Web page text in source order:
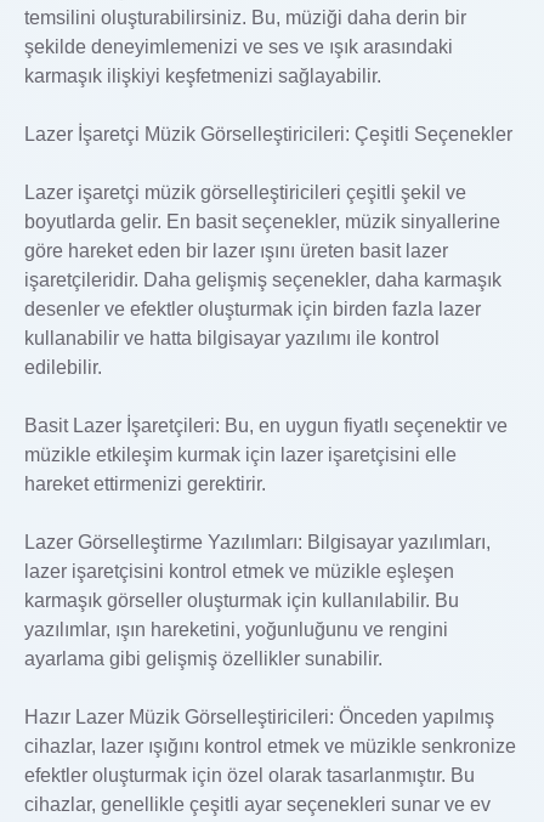
temsilini oluşturabilirsiniz. Bu, müziği daha derin bir
şekilde deneyimlemenizi ve ses ve ışık arasındaki
karmaşık ilişkiyi keşfetmenizi sağlayabilir.
Lazer İşaretçi Müzik Görselleştiricileri: Çeşitli Seçenekler
Lazer işaretçi müzik görselleştiricileri çeşitli şekil ve
boyutlarda gelir. En basit seçenekler, müzik sinyallerine
göre hareket eden bir lazer ışını üreten basit lazer
işaretçileridir. Daha gelişmiş seçenekler, daha karmaşık
desenler ve efektler oluşturmak için birden fazla lazer
kullanabilir ve hatta bilgisayar yazılımı ile kontrol
edilebilir.
Basit Lazer İşaretçileri: Bu, en uygun fiyatlı seçenektir ve
müzikle etkileşim kurmak için lazer işaretçisini elle
hareket ettirmenizi gerektirir.
Lazer Görselleştirme Yazılımları: Bilgisayar yazılımları,
lazer işaretçisini kontrol etmek ve müzikle eşleşen
karmaşık görseller oluşturmak için kullanılabilir. Bu
yazılımlar, ışın hareketini, yoğunluğunu ve rengini
ayarlama gibi gelişmiş özellikler sunabilir.
Hazır Lazer Müzik Görselleştiricileri: Önceden yapılmış
cihazlar, lazer ışığını kontrol etmek ve müzikle senkronize
efektler oluşturmak için özel olarak tasarlanmıştır. Bu
cihazlar, genellikle çeşitli ayar seçenekleri sunar ve ev